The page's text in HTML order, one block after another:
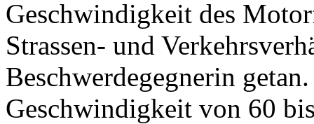
Geschwindigkeit des
Strassen- und
Beschwerdegegnerin
Geschwindigkeit von 60